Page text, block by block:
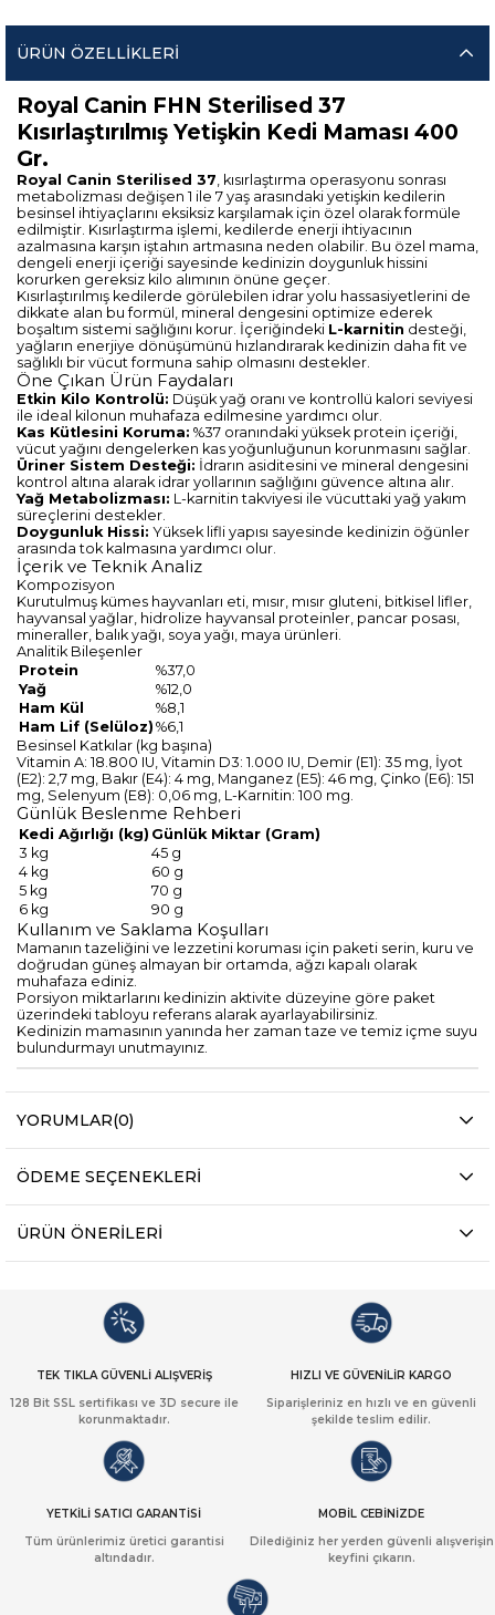
ÜRÜN ÖZELLIKLERI
Royal Canin FHN Sterilised 37
Kısırlaştırılmış Yetişkin Kedi Maması 400
Gr.
Royal Canin Sterilised 37 , kısırlaştırma operasyonu sonrası
metabolizması değişen 1 ile 7 yaş arasındaki yetişkin kedilerin
besinsel ihtiyaçlarını eksiksiz karşılamak için özel olarak formüle
edilmiştir. Kısırlaştırma işlemi, kedilerde enerji ihtiyacının
azalmasına karşın iştahın artmasına neden olabilir. Bu özel mama,
dengeli enerji içeriği sayesinde kedinizin doygunluk hissini
korurken gereksiz kilo alımının önüne geçer.
Kısırlaştırılmış kedilerde görülebilen idrar yolu hassasiyetlerini de
dikkate alan bu formül, mineral dengesini optimize ederek
boşaltım sistemi sağlığını korur. İçeriğindeki L-karnitin desteği,
yağların enerjiye dönüşümünü hızlandırarak kedinizin daha fit ve
sağlıklı bir vücut formuna sahip olmasını destekler.
Öne Çıkan Ürün Faydaları
Etkin Kilo Kontrolü: Düşük yağ oranı ve kontrollü kalori seviyesi
ile ideal kilonun muhafaza edilmesine yardımcı olur.
Kas Kütlesini Koruma: %37 oranındaki yüksek protein içeriği,
vücut yağını dengelerken kas yoğunluğunun korunmasını sağlar.
Üriner Sistem Desteği: İdrarın asiditesini ve mineral dengesini
kontrol altına alarak idrar yollarının sağlığını güvence altına alır.
Yağ Metabolizması: L-karnitin takviyesi ile vücuttaki yağ yakım
süreçlerini destekler.
Doygunluk Hissi: Yüksek lifli yapısı sayesinde kedinizin öğünler
arasında tok kalmasına yardımcı olur.
İçerik ve Teknik Analiz
Kompozisyon
Kurutulmuş kümes hayvanları eti, mısır, mısır gluteni, bitkisel lifler,
hayvansal yağlar, hidrolize hayvansal proteinler, pancar posası,
mineraller, balık yağı, soya yağı, maya ürünleri.
Analitik Bileşenler
Protein
%37,0
Yağ
%12,0
Ham Kül
%8,1
Ham Lif (Selüloz) %6,1
Besinsel Katkılar (kg başına)
Vitamin A: 18.800 IU, Vitamin D3: 1.000 IU, Demir (E1): 35 mg, İyot
(E2): 2,7 mg, Bakır (E4): 4 mg, Manganez (E5): 46 mg, Çinko (E6): 151
mg, Selenyum (E8): 0,06 mg, L-Karnitin: 100 mg.
Günlük Beslenme Rehberi
Kedi Ağırlığı (kg) Günlük Miktar (Gram)
3 kg
45 g
4 kg
60 g
5 kg
70 g
6 kg
90 g
Kullanım ve Saklama Koşulları
Mamanın tazeliğini ve lezzetini koruması için paketi serin, kuru ve
doğrudan güneş almayan bir ortamda, ağzı kapalı olarak
muhafaza ediniz.
Porsiyon miktarlarını kedinizin aktivite düzeyine göre paket
üzerindeki tabloyu referans alarak ayarlayabilirsiniz.
Kedinizin mamasının yanında her zaman taze ve temiz içme suyu
bulundurmayı unutmayınız.
YORUMLAR(0)
ÖDEME SEÇENEKLERI
ÜRÜN ÖNERILERI
TEK TIKLA GÜVENLİ ALIŞVERİŞ
128 Bit SSL sertifikası ve 3D secure ile
korunmaktadır.
HIZLI VE GÜVENİLİR KARGO
Siparişleriniz en hızlı ve en güvenli
şekilde teslim edilir.
YETKİLİ SATICI GARANTİSİ
Tüm ürünlerimiz üretici garantisi
altındadır.
MOBİL CEBİNİZDE
Dilediğiniz her yerden güvenli alışverişin
keyfini çıkarın.